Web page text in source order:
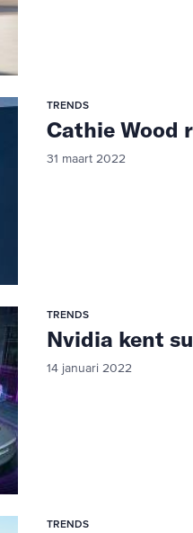
TRENDS
Cathie Wood
31 maart 2022
TRENDS
Nvidia kent
14 januari 2022
TRENDS